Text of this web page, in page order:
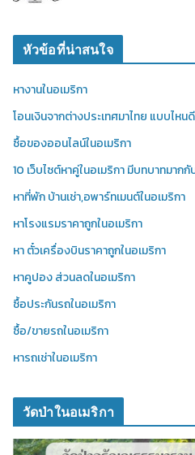
หัวข้อที่น่าสนใจ
หางานในอเมริกา
โอนเงินจากต่างประเทศมาไทย แบบไ
ซื้อของออนไลน์ในอเมริกา
10 เว็บไซต์หาคู่ในอเมริกา มีบทบาทมาก
หาที่พัก บ้านเช่า,อพาร์ทเมนต์ในอเมริกา
หาโรงแรมราคาถูกในอเมริกา
หา ตั๋วเครื่องบินราคาถูกในอเมริกา
หาคูปอง ส่วนลดในอเมริกา
ซื้อประกันรถในอเมริกา
ซื้อ/ขายรถในอเมริกา
หารถเช่าในอเมริกา
วัดป่าในอเมริกา